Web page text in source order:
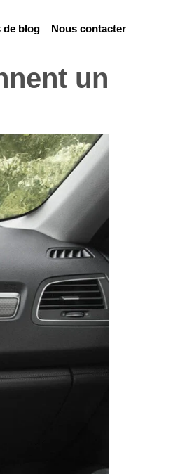
de blog Nous contacter
un